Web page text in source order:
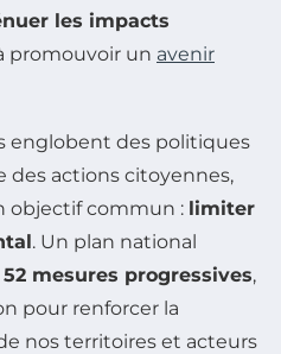
les impacts
promouvoir un avenir
englobent des politiques
des actions citoyennes,
objectif commun : limiter
. Un plan national
52 mesures progressives,
pour renforcer la
nos territoires et acteurs